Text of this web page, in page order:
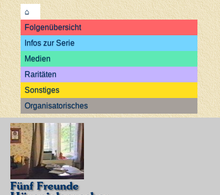
⌂
Folgenübersicht
Infos zur Serie
Medien
Raritäten
Sonstiges
Organisatorisches
Fünf Freunde